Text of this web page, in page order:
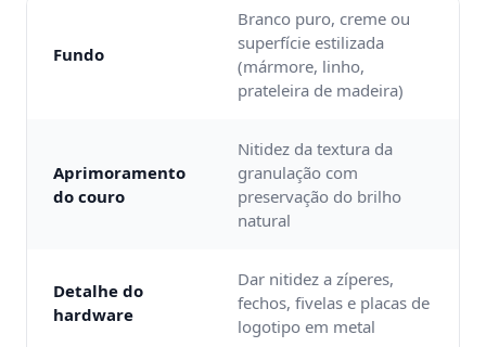
Fundo
Branco puro, creme ou
superfície estilizada
(mármore, linho,
prateleira de madeira)
Aprimoramento
do couro
Nitidez da textura da
granulação com
preservação do brilho
natural
Detalhe do
hardware
Dar nitidez a zíperes,
fechos, fivelas e placas de
logotipo em metal